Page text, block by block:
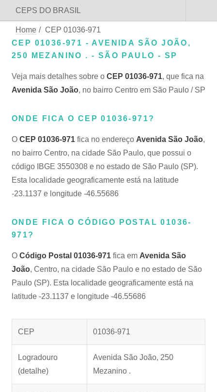
CEPS DO BRASIL
Home / CEP 01036-971
CEP 01036-971 - AVENIDA SÃO JOÃO,
250 MEZANINO . - SÃO PAULO - SP
Veja mais detalhes sobre o CEP 01036-971, que fica na
Avenida São João, no bairro Centro em São Paulo / SP
ONDE FICA O CEP 01036-971?
O CEP 01036-971 fica no endereço Avenida São João,
no bairro Centro, na cidade São Paulo, que possui o
código IBGE 3550308 e no estado de São Paulo (SP).
Esta localidade geograficamente está na latitude
-23.1137 e longitude -46.55686
ONDE FICA O CÓDIGO POSTAL 01036-
971?
O Código Postal 01036-971 fica em Avenida São
João, Centro, na cidade São Paulo e no estado de São
Paulo (SP). Esta localidade geograficamente está na
latitude -23.1137 e longitude -46.55686
CEP 01036-971
Logradouro
(detalhe)
Avenida São João, 250
Mezanino .